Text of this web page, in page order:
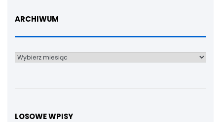
ARCHIWUM
Archiwum
LOSOWE WPISY